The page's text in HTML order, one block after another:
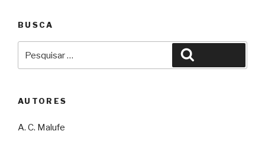
BUSCA
por:
AUTORES
A. C. Malufe